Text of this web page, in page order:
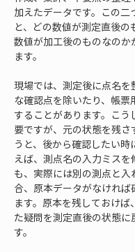
加えたデータです。この二
と、どの数値が測定直後の
数値が加工後のものなのか
ます。
現場では、測定後に点名を
な確認点を除いたり、帳票
することがあります。こう
要ですが、元の状態を残さ
うと、後から確認したい時
えば、測点名の入力ミスを
も、実際には別の測点と入
合、原本データがなければ
ます。原本を残しておけば
た疑問を測定直後の状態に
す。